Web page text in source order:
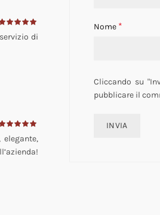
di
elegante,
Nome *
Cliccando su
pubblicare il